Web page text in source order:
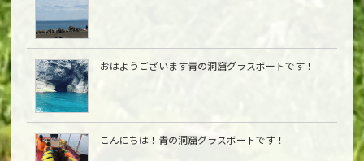
おはようございます青の洞窟グラスボートです！
こんにちは︎！青の洞窟グラスボートです！